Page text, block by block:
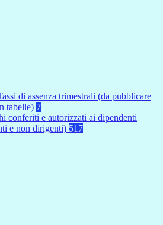
di assenza trimestrali (da pubblicare
tabelle) 7
conferiti e autorizzati ai dipendenti
e non dirigenti) 517